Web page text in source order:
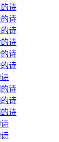
诗
诗
诗
诗
诗
诗
诗
诗
诗